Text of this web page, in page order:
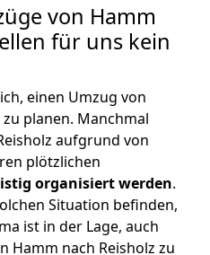
von Hamm
für uns kein
einen Umzug von
planen. Manchmal
aufgrund von
plötzlichen
organisiert werden.
Situation befinden,
ist in der Lage, auch
Hamm nach Reisholz zu